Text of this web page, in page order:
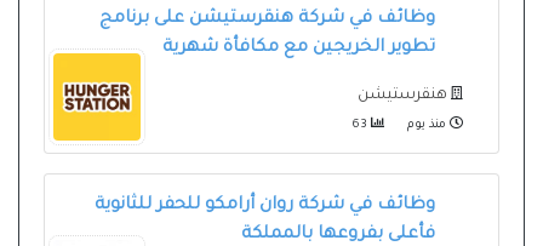
وظائف في شركة هنقرستيشن على برنامج
تطوير الخريجين مع مكافأة شهرية
هنقرستيشن
منذ يوم
وظائف في شركة روان أرامكو للحفر للثانوية
فأعلى بفروعها بالمملكة